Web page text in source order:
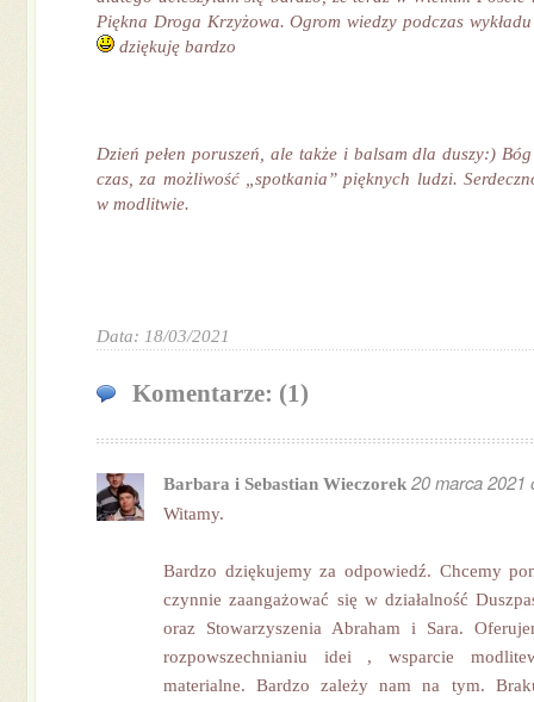
Piękna Droga Krzyżowa. Ogrom wiedzy podczas
dziękuję bardzo
Dzień pełen poruszeń, ale także i balsam dla duszy:)
czas, za możliwość „spotkania” pięknych ludzi.
w modlitwie.
Data: 18/03/2021
Komentarze: (1)
Barbara i Sebastian Wieczorek 20 marca 2021
Witamy.
Bardzo dziękujemy za odpowiedź. Chcemy
czynnie zaangażować się w działalność
oraz Stowarzyszenia Abraham i Sara.
rozpowszechnianiu idei , wsparcie
materialne. Bardzo zależy nam na tym.